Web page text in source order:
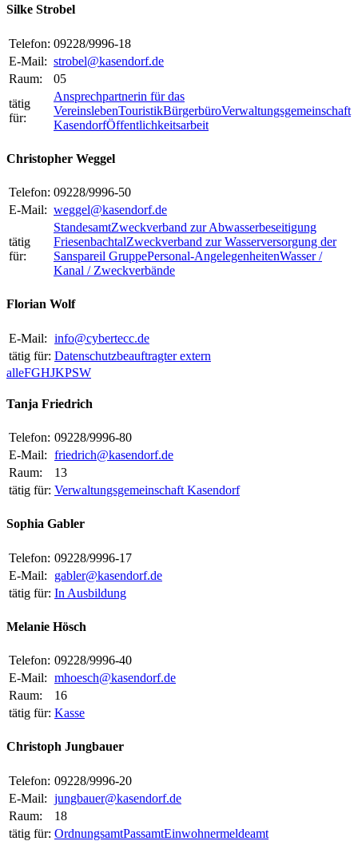
Silke Strobel
Telefon: 09228/9996-18
E-Mail: strobel@kasendorf.de
Raum:
05
tätig
für:
Ansprechpartnerin für das
VereinslebenTouristikBürgerbüroVerwaltungsgemeinschaft
KasendorfÖffentlichkeitsarbeit
Christopher Weggel
Telefon: 09228/9996-50
E-Mail: weggel@kasendorf.de
tätig
für:
StandesamtZweckverband zur Abwasserbeseitigung
FriesenbachtalZweckverband zur Wasserversorgung der
Sanspareil GruppePersonal-AngelegenheitenWasser /
Kanal / Zweckverbände
Florian Wolf
E-Mail: info@cybertecc.de
tätig für: Datenschutzbeauftragter extern
alleFGHJKPSW
Tanja Friedrich
Telefon: 09228/9996-80
E-Mail: friedrich@kasendorf.de
Raum:
13
tätig für: Verwaltungsgemeinschaft Kasendorf
Sophia Gabler
Telefon: 09228/9996-17
E-Mail:
gabler@kasendorf.de
tätig für: In Ausbildung
Melanie Hösch
Telefon: 09228/9996-40
E-Mail: mhoesch@kasendorf.de
Raum:
16
tätig für: Kasse
Christoph Jungbauer
Telefon: 09228/9996-20
E-Mail: jungbauer@kasendorf.de
Raum:
18
tätig für: OrdnungsamtPassamtEinwohnermeldeamt